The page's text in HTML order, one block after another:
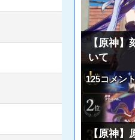
【原神】
いて
125コメン
【原神】